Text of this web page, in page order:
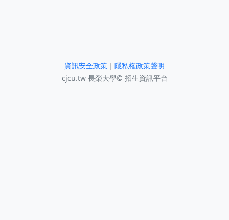
資訊安全政策 ｜ 隱私權政策聲明
cjcu.tw 長榮大學© 招生資訊平台